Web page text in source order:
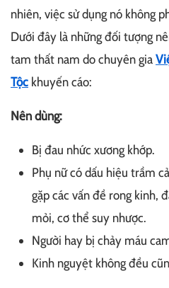
nhiên, việc sử dụng nó không
Dưới đây là những đối tượng
tam thất nam do chuyên gia
Tộc khuyến cáo:
Nên dùng:
Bị đau nhức xương khớp.
Phụ nữ có dấu hiệu trầm
gặp các vấn đề rong kinh,
mỏi, cơ thể suy nhược.
Người hay bị chảy máu
Kinh nguyệt không đều